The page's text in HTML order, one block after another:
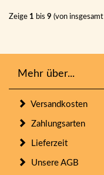
Zeige 1 bis 9 (von insgesamt
Mehr über...
Versandkosten
Zahlungsarten
Lieferzeit
Unsere AGB